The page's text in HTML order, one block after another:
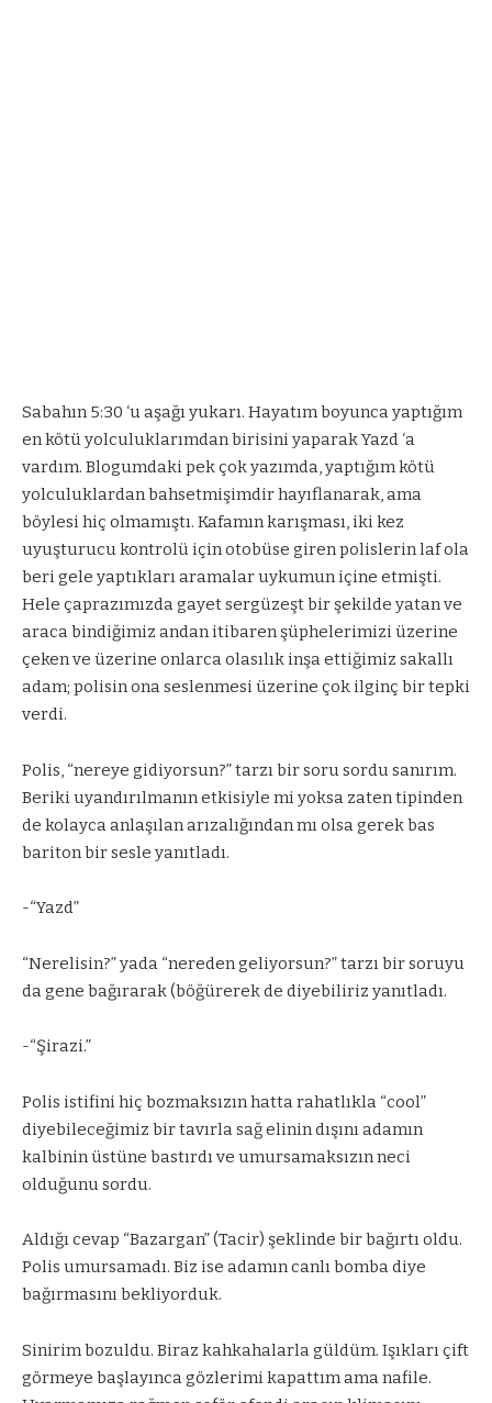
Sabahın 5:30 ‘u aşağı yukarı. Hayatım boyunca yaptığım
en kötü yolculuklarımdan birisini yaparak Yazd ‘a
vardım. Blogumdaki pek çok yazımda, yaptığım kötü
yolculuklardan bahsetmişimdir hayıflanarak, ama
böylesi hiç olmamıştı. Kafamın karışması, iki kez
uyuşturucu kontrolü için otobüse giren polislerin laf ola
beri gele yaptıkları aramalar uykumun içine etmişti.
Hele çaprazımızda gayet sergüzeşt bir şekilde yatan ve
araca bindiğimiz andan itibaren şüphelerimizi üzerine
çeken ve üzerine onlarca olasılık inşa ettiğimiz sakallı
adam; polisin ona seslenmesi üzerine çok ilginç bir tepki
verdi.
Polis, “nereye gidiyorsun?” tarzı bir soru sordu sanırım.
Beriki uyandırılmanın etkisiyle mi yoksa zaten tipinden
de kolayca anlaşılan arızalığından mı olsa gerek bas
bariton bir sesle yanıtladı.
-“Yazd”
“Nerelisin?” yada “nereden geliyorsun?” tarzı bir soruyu
da gene bağırarak (böğürerek de diyebiliriz yanıtladı.
-“Şirazi.”
Polis istifini hiç bozmaksızın hatta rahatlıkla “cool”
diyebileceğimiz bir tavırla sağ elinin dışını adamın
kalbinin üstüne bastırdı ve umursamaksızın neci
olduğunu sordu.
Aldığı cevap “Bazargan” (Tacir) şeklinde bir bağırtı oldu.
Polis umursamadı. Biz ise adamın canlı bomba diye
bağırmasını bekliyorduk.
Sinirim bozuldu. Biraz kahkahalarla güldüm. Işıkları çift
görmeye başlayınca gözlerimi kapattım ama nafile.